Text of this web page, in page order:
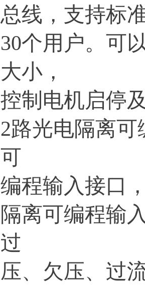
总线，支持标
30个用户。可
大小，
控制电机启停
2路光电隔离
可
编程输入接口
隔离可编程输
过
压、欠压、过